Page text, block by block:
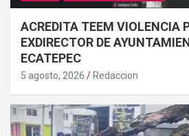
ACREDITA TEEM VIOLENCIA
EXDIRECTOR DE
ECATEPEC
5 agosto, 2026 Redaccion